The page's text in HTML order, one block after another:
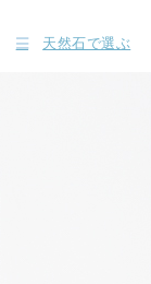
天然石で選ぶ